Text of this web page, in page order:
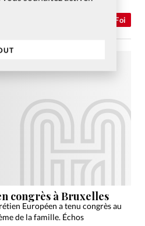
Foi
congrès à Bruxelles
Européen a tenu congrès au
de la famille. Échos